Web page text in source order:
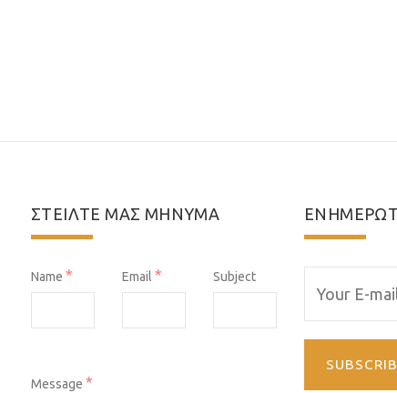
ΣΤΕΙΛΤΕ ΜΑΣ ΜΗΝΥΜΑ
Name * Email * Subject
Message *